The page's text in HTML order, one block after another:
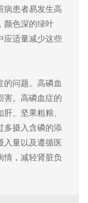
病患者易发生高
颜色深的绿叶
应适量减少这些
的问题。高磷血
害。高磷血症的
、坚果粗粮、
多摄入含磷的添
入量以及遵循医
情，减轻肾脏负